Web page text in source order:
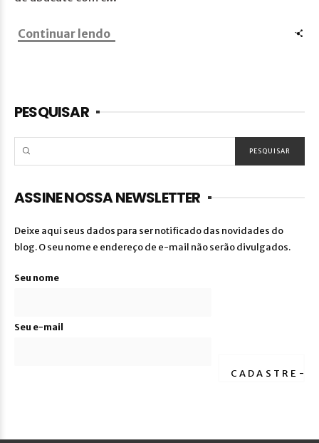
Continuar lendo
PESQUISAR
ASSINE NOSSA NEWSLETTER
Deixe aqui seus dados para ser notificado das novidades do
blog. O seu nome e endereço de e-mail não serão divulgados.
Seu nome
Seu e-mail